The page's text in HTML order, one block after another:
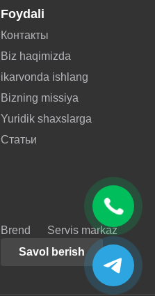
Foydali
Контакты
Biz haqimizda
ikarvonda ishlang
Bizning missiya
Yuridik shaxslarga
Статьи
Brend
Servis markaz
Savol berish